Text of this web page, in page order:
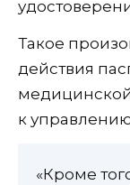
Такое
действия
к
«Кроме